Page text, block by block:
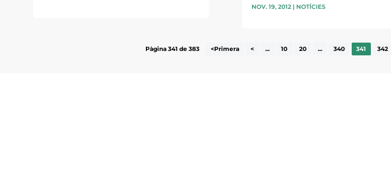
NOV. 19, 2012| NOTÍCIES
Pàgina 341 de 383 <Primera < ... 10 20 ... 340 341 342